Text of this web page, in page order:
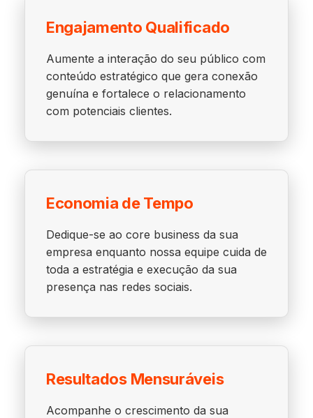
Engajamento Qualificado
Aumente a interação do seu público com
conteúdo estratégico que gera conexão
genuína e fortalece o relacionamento
com potenciais clientes.
Economia de Tempo
Dedique-se ao core business da sua
empresa enquanto nossa equipe cuida de
toda a estratégia e execução da sua
presença nas redes sociais.
Resultados Mensuráveis
Acompanhe o crescimento da sua